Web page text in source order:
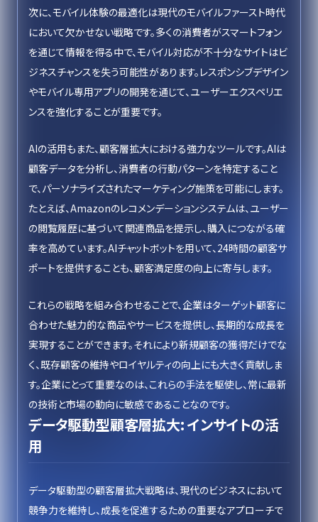
次に、モバイル体験の最適化は現代のモバイルファースト時代
において欠かせない戦略です。多くの消費者がスマートフォン
を通じて情報を得る中で、モバイル対応が不十分なサイトはビ
ジネスチャンスを失う可能性があります。レスポンシブデザイン
やモバイル専用アプリの開発を通じて、ユーザーエクスペリエ
ンスを強化することが重要です。
AIの活用もまた、顧客層拡大における強力なツールです。AIは
顧客データを分析し、消費者の行動パターンを特定すること
で、パーソナライズされたマーケティング施策を可能にします。
たとえば、Amazonのレコメンデーションシステムは、ユーザー
の閲覧履歴に基づいて関連商品を提示し、購入につながる確
率を高めています。AIチャットボットを用いて、24時間の顧客サ
ポートを提供することも、顧客満足度の向上に寄与します。
これらの戦略を組み合わせることで、企業はターゲット顧客に
合わせた魅力的な商品やサービスを提供し、長期的な成長を
実現することができます。それにより新規顧客の獲得だけでな
く、既存顧客の維持やロイヤルティの向上にも大きく貢献しま
す。企業にとって重要なのは、これらの手法を駆使し、常に最新
の技術と市場の動向に敏感であることなのです。
データ駆動型顧客層拡大: インサイトの活
用
データ駆動型の顧客層拡大戦略は、現代のビジネスにおいて
競争力を維持し、成長を促進するための重要なアプローチで